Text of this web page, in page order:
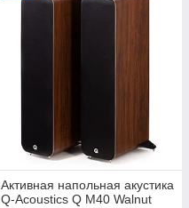
Активная напольная акустика
Q-Acoustics Q M40 Walnut